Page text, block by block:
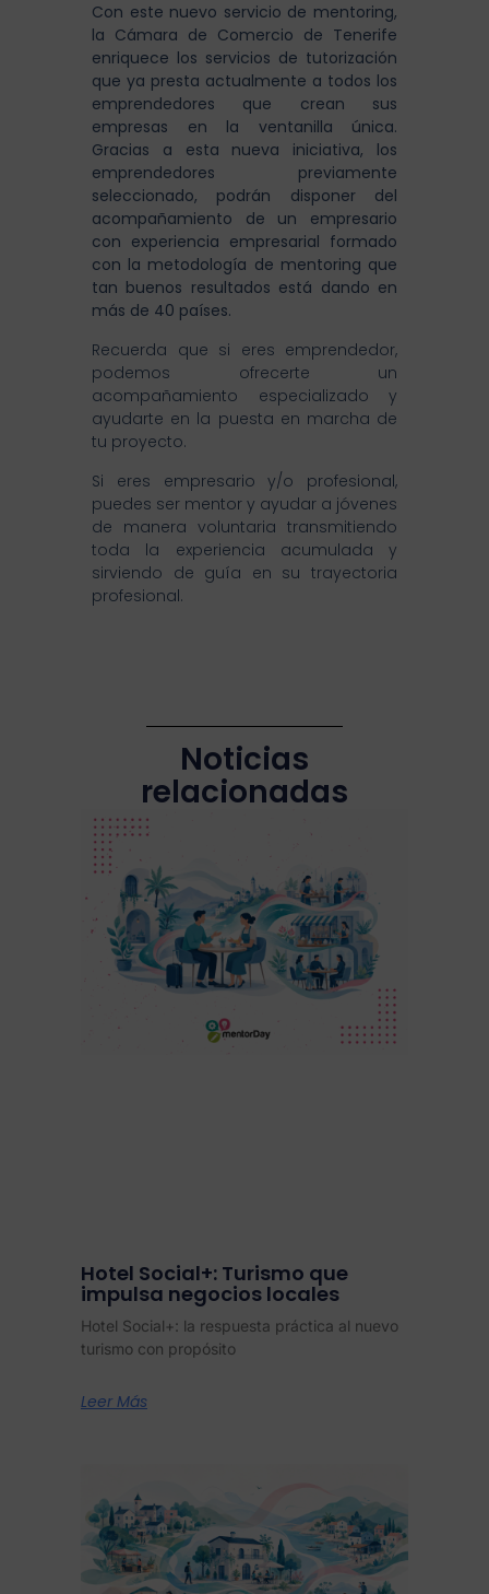
Con este nuevo servicio de mentoring,
la Cámara de Comercio de Tenerife
enriquece los servicios de tutorización
que ya presta actualmente a todos los
emprendedores que crean sus
empresas en la ventanilla única.
Gracias a esta nueva iniciativa, los
emprendedores previamente
seleccionado, podrán disponer del
acompañamiento de un empresario
con experiencia empresarial formado
con la metodología de mentoring que
tan buenos resultados está dando en
más de 40 países.
Recuerda que si eres emprendedor,
podemos ofrecerte un
acompañamiento especializado y
ayudarte en la puesta en marcha de
tu proyecto.
Si eres empresario y/o profesional,
puedes ser mentor y ayudar a jóvenes
de manera voluntaria transmitiendo
toda la experiencia acumulada y
sirviendo de guía en su trayectoria
profesional.
Noticias
relacionadas
Hotel Social+: Turismo que
impulsa negocios locales
Hotel Social+: la respuesta práctica al nuevo
turismo con propósito
Leer Más